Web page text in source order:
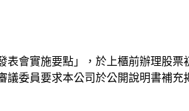
會實施要點」，於上櫃前辦理股
委員要求本公司於公開說明書補充